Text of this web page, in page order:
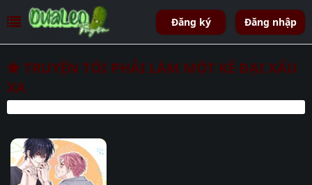
Đăng ký Đăng nhập
TRUYỆN TÔI PHẢI LÀM MỘT KẺ ĐẠI XẤU
XA